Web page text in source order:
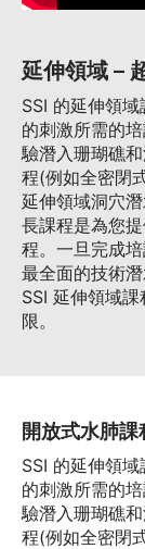
延伸領域 –
SSI 的延伸領
的刺激所需的
驗潛入珊瑚礁
程(例如全密閉
延伸領域洞穴
長課程是為您
程。一旦完成
最全面的技術
SSI 延伸領域
限。
開放式水肺課
SSI 的延伸領
的刺激所需的
驗潛入珊瑚礁
程(例如全密閉